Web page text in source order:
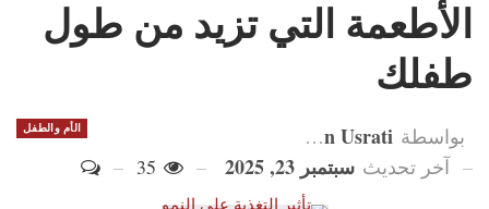
الأطعمة التي تزيد من طول
طفلك
الأم والطفل بواسطة Hanan Usrati
آخر تحديث سبتمبر 23, 2025